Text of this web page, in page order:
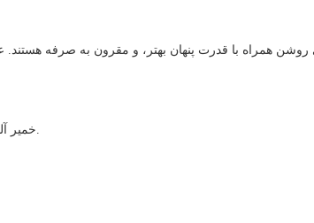
روشن همراه با قدرت پنهان بهتر، و مقرون به صرفه هستند.